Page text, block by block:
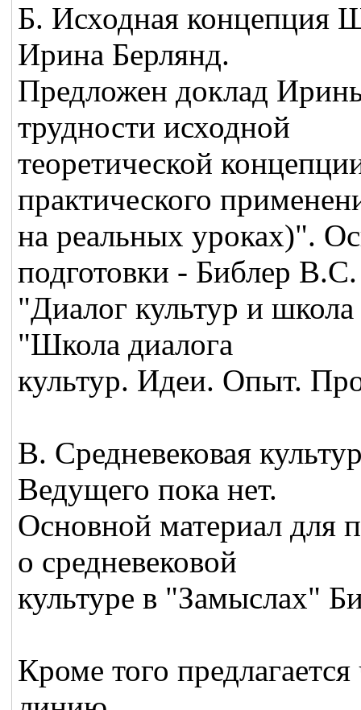
Б. Исходная
Ирина Берлянд.
Предложен доклад
трудности исходной
теоретической
практического
на реальных уроках)".
подготовки - Библер В.С.
"Диалог культур и школа
"Школа диалога
культур. Идеи. Опыт.
В. Средневековая
Ведущего пока нет.
Основной материал для
о средневековой
культуре в "Замыслах"
Кроме того